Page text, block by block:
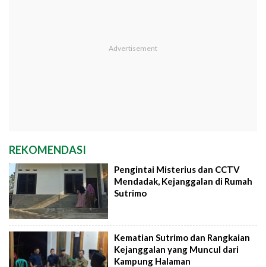
REKOMENDASI
Pengintai Misterius dan CCTV
Mendadak, Kejanggalan di Rumah
Sutrimo
Kematian Sutrimo dan Rangkaian
Kejanggalan yang Muncul dari
Kampung Halaman